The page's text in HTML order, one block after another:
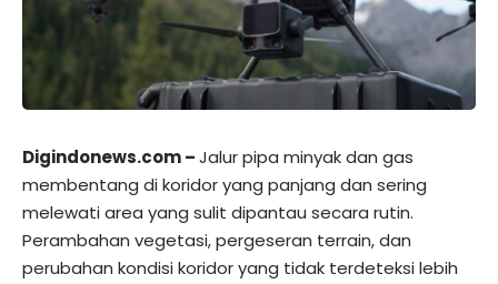
Digindonews.com –Jalur pipa minyak dan gas
membentang di koridor yang panjang dan sering
melewati area yang sulit dipantau secara rutin.
Perambahan vegetasi, pergeseran terrain, dan
perubahan kondisi koridor yang tidak terdeteksi lebih